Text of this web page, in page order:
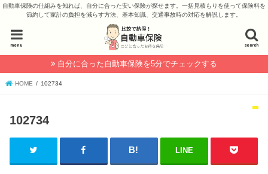
自動車保険の仕組みを知れば、自分に合った安い保険が探せます。一括見積もりを使って保険料を
節約して家計の負担を減らす方法、基本知識、交通事故時の対応を解説します。
search
menu
自分に合った自動車保険を5分でチェックする
HOME 102734
102734
LINE